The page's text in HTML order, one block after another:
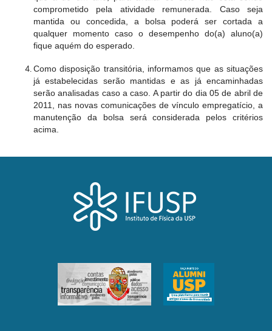
comprometido pela atividade remunerada. Caso seja
mantida ou concedida, a bolsa poderá ser cortada a
qualquer momento caso o desempenho do(a) aluno(a)
fique aquém do esperado.
Como disposição transitória, informamos que as situações
já estabelecidas serão mantidas e as já encaminhadas
serão analisadas caso a caso. A partir do dia 05 de abril de
2011, nas novas comunicações de vínculo empregatício, a
manutenção da bolsa será considerada pelos critérios
acima.